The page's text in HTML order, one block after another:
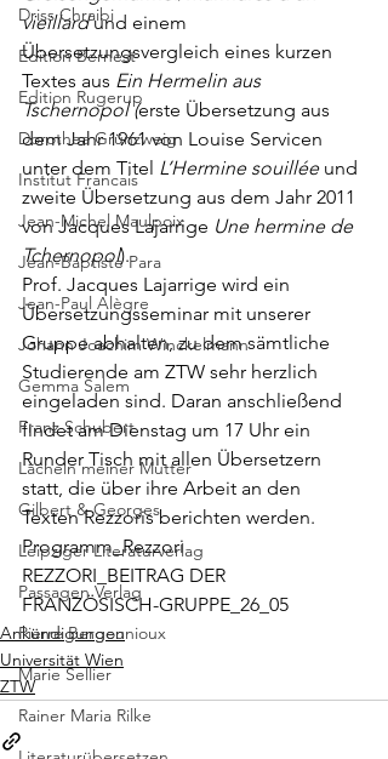
Driss Chraibi
Edition Bernest
Edition Rugerup
Dorothea Grünzweig
Institut Francais
Jean-Michel Maulpoix
Jean-Baptiste Para
Jean-Paul Alègre
Johann Joachim Winckelmann
Gemma Salem
Franz Schubert
Lächeln meiner Mutter
Gilbert & Georges
Leipziger Literaturverlag
Passagen Verlag
Pierre Bergounioux
Marie Sellier
Rainer Maria Rilke
vieillard und einem
Übersetzungsvergleich eines kurzen
Textes aus Ein Hermelin aus
Tschernopol (erste Übersetzung aus
dem Jahr 1961 von Louise Servicen
unter dem Titel L’Hermine souillée und
zweite Übersetzung aus dem Jahr 2011
von Jacques Lajarrige Une hermine de
Tchernopol).
Prof. Jacques Lajarrige wird ein
Übersetzungsseminar mit unserer
Gruppe abhalten, zu dem sämtliche
Studierende am ZTW sehr herzlich
eingeladen sind. Daran anschließend
findet am Dienstag um 17 Uhr ein
Runder Tisch mit allen Übersetzern
statt, die über ihre Arbeit an den
Texten Rezzoris berichten werden.
Programm_Rezzori
REZZORI_BEITRAG DER
FRANZÖSISCH-GRUPPE_26_05
Ankündigungen
Universität Wien
ZTW